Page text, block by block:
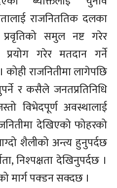
राजनिततिक दलका
समुल नष्ट गरेर
गरेर मतदान गर्ने
कोही राजनितीमा लागेपछि
र कसैले जनतप्रतिनिधि
विभेदपूर्ण अवस्थालाई
देखिएको फोहरको
शैलीको अन्त्य हुनुपर्दछ
निश्पक्षता देखिनुपर्दछ ।
मार्ग पक्डन सक्दछ ।